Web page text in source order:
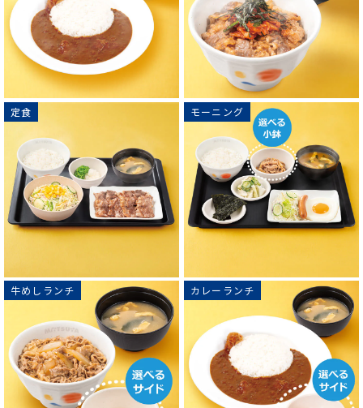
定食 モーニング
牛めしランチ カレーランチ